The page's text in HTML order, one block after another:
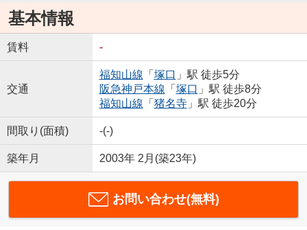
基本情報
賃料 -
交通
福知山線 「 塚口 」駅 徒歩5分
阪急神戸本線 「 塚口 」駅 徒歩8分
福知山線 「 猪名寺」駅 徒歩20分
間取り(面積) -(-)
築年月 2003年 2月(築23年)
お問い合わせ(無料)